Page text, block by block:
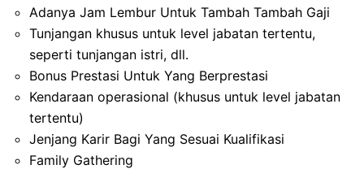
Adanya Jam Lembur Untuk Tambah Tambah Gaji
Tunjangan khusus untuk level jabatan tertentu,
seperti tunjangan istri, dll.
Bonus Prestasi Untuk Yang Berprestasi
Kendaraan operasional (khusus untuk level jabatan
tertentu)
Jenjang Karir Bagi Yang Sesuai Kualifikasi
Family Gathering